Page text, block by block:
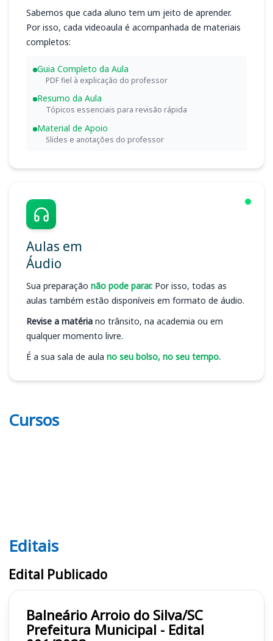
Sabemos que cada aluno tem um jeito de aprender.
Por isso, cada videoaula é acompanhada de materiais
completos:
Guia Completo da Aula
PDF fiel à explicação do professor
Resumo da Aula
Tópicos essenciais para revisão rápida
Material de Apoio
Slides e anotações do professor
Aulas em
Áudio
Sua preparação não pode parar. Por isso, todas as
aulas também estão disponíveis em formato de áudio.
Revise a matéria no trânsito, na academia ou em
qualquer momento livre.
É a sua sala de aula no seu bolso, no seu tempo.
Cursos
Editais
Editais
Edital Publicado
Balneário Arroio do Silva/SC
Prefeitura Municipal - Edital